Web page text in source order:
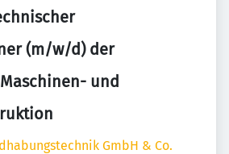
(m/w/d) der
und
GmbH & Co.